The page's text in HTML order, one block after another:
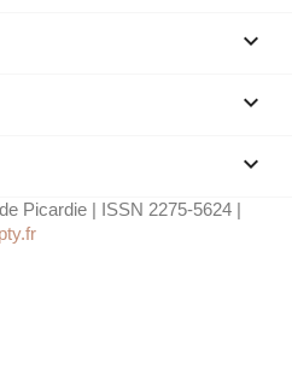


keyboard_arrow_down
Picardie | ISSN 2275-5624 |